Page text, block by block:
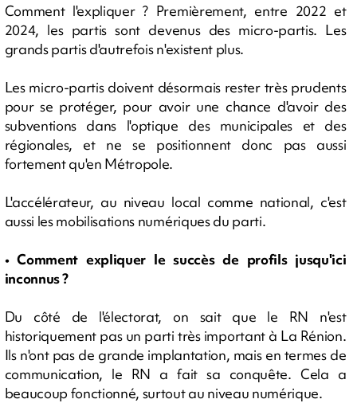
Comment l'expliquer ? Premièrement, entre 2022 et
2024, les partis sont devenus des micro-partis. Les
grands partis d'autrefois n'existent plus.
Les micro-partis doivent désormais rester très prudents
pour se protéger, pour avoir une chance d'avoir des
subventions dans l'optique des municipales et des
régionales, et ne se positionnent donc pas aussi
fortement qu'en Métropole.
L'accélérateur, au niveau local comme national, c'est
aussi les mobilisations numériques du parti.
• Comment expliquer le succès de profils jusqu'ici
inconnus ?
Du côté de l'électorat, on sait que le RN n'est
historiquement pas un parti très important à La Rénion.
Ils n'ont pas de grande implantation, mais en termes de
communication, le RN a fait sa conquête. Cela a
beaucoup fonctionné, surtout au niveau numérique.